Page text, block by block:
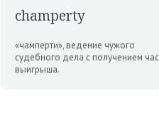
champerty
«чамперти», ведение чужо­го
судебного дела с получением
выигрыша.